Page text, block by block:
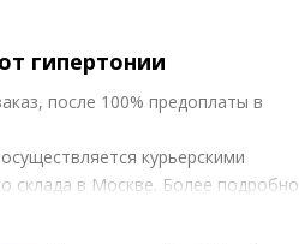
гипертонии
после 100% предоплаты в
курьерскими
склада в Москве. Более подробно